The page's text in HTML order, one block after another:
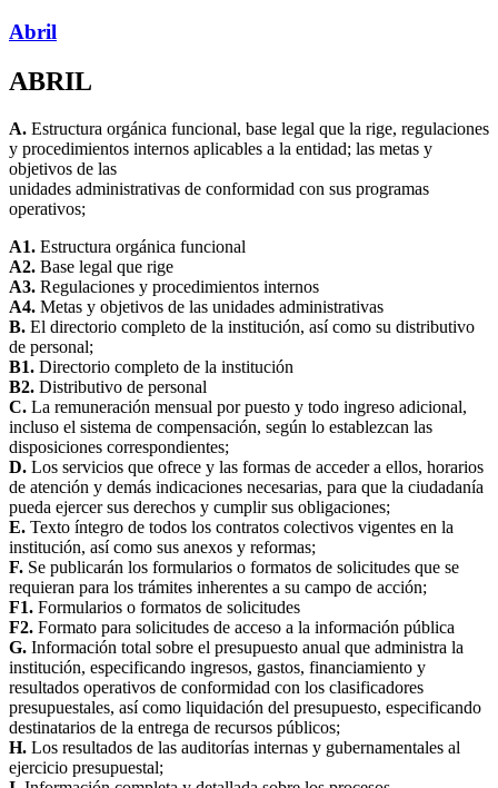
Abril
ABRIL
A. Estructura orgánica funcional, base legal que la rige, regulaciones
y procedimientos internos aplicables a la entidad; las metas y
objetivos de las
unidades administrativas de conformidad con sus programas
operativos;
A1. Estructura orgánica funcional
A2. Base legal que rige
A3. Regulaciones y procedimientos internos
A4. Metas y objetivos de las unidades administrativas
B. El directorio completo de la institución, así como su distributivo
de personal;
B1. Directorio completo de la institución
B2. Distributivo de personal
C. La remuneración mensual por puesto y todo ingreso adicional,
incluso el sistema de compensación, según lo establezcan las
disposiciones correspondientes;
D. Los servicios que ofrece y las formas de acceder a ellos, horarios
de atención y demás indicaciones necesarias, para que la ciudadanía
pueda ejercer sus derechos y cumplir sus obligaciones;
E. Texto íntegro de todos los contratos colectivos vigentes en la
institución, así como sus anexos y reformas;
F. Se publicarán los formularios o formatos de solicitudes que se
requieran para los trámites inherentes a su campo de acción;
F1. Formularios o formatos de solicitudes
F2. Formato para solicitudes de acceso a la información pública
G. Información total sobre el presupuesto anual que administra la
institución, especificando ingresos, gastos, financiamiento y
resultados operativos de conformidad con los clasificadores
presupuestales, así como liquidación del presupuesto, especificando
destinatarios de la entrega de recursos públicos;
H. Los resultados de las auditorías internas y gubernamentales al
ejercicio presupuestal;